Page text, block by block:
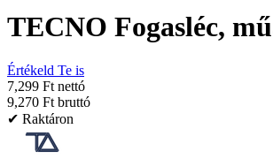
TECNO Fogasléc,
Értékeld Te is
7,299 Ft nettó
9,270 Ft bruttó
✔ Raktáron